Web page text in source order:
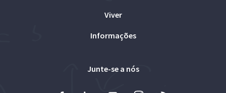
Viver
Informações
Junte-se a nós